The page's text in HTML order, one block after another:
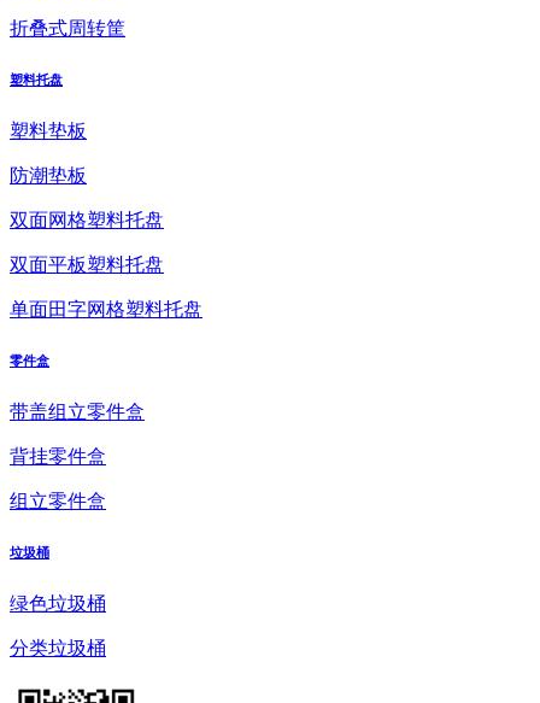
折叠式周转筐
塑料托盘
塑料垫板
防潮垫板
双面网格塑料托盘
双面平板塑料托盘
单面田字网格塑料托盘
零件盒
带盖组立零件盒
背挂零件盒
组立零件盒
垃圾桶
绿色垃圾桶
分类垃圾桶